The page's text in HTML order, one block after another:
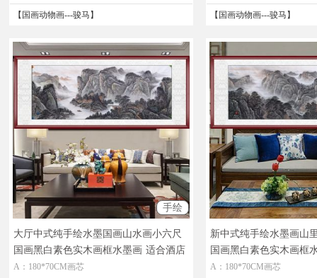
【 国画动物画---骏马 】 【 国画动物画---骏马 】
手绘
大厅中式纯手绘水墨国画山水画小六尺
国画黑白素色实木画框水墨画 适合酒店
客厅的水墨画
A：180*70CM画芯
新中式纯手绘水墨画山
国画黑白素色实木画框
画适合中式大厅挂画
A：180*70CM画芯